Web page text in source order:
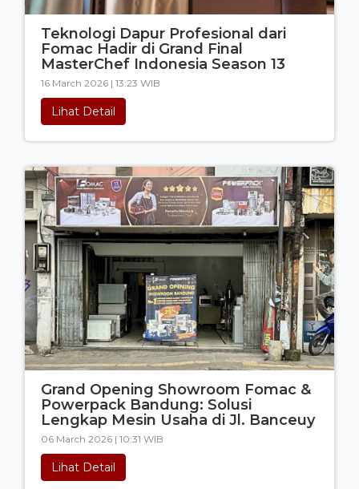
Teknologi Dapur Profesional dari
Fomac Hadir di Grand Final
MasterChef Indonesia Season 13
16 March 2026 | 13:23 WIB
Lihat Detail
Grand Opening Showroom Fomac &
Powerpack Bandung: Solusi
Lengkap Mesin Usaha di Jl. Banceuy
06 March 2026 | 10:31 WIB
Lihat Detail